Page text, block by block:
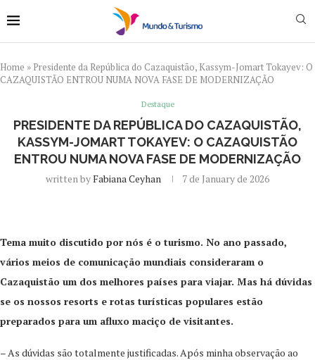
Home » Presidente da República do Cazaquistão, Kassym-Jomart Tokayev: O
CAZAQUISTÃO ENTROU NUMA NOVA FASE DE MODERNIZAÇÃO
Destaque
PRESIDENTE DA REPÚBLICA DO CAZAQUISTÃO,
KASSYM-JOMART TOKAYEV: O CAZAQUISTÃO
ENTROU NUMA NOVA FASE DE MODERNIZAÇÃO
written byFabiana Ceyhan 7 de January de 2026
Tema muito discutido por nós é o turismo. No ano passado,
vários meios de comunicação mundiais consideraram o
Cazaquistão um dos melhores países para viajar. Mas há dúvidas
se os nossos resorts e rotas turísticas populares estão
preparados para um afluxo maciço de visitantes.
– As dúvidas são totalmente justificadas. Após minha observação ao